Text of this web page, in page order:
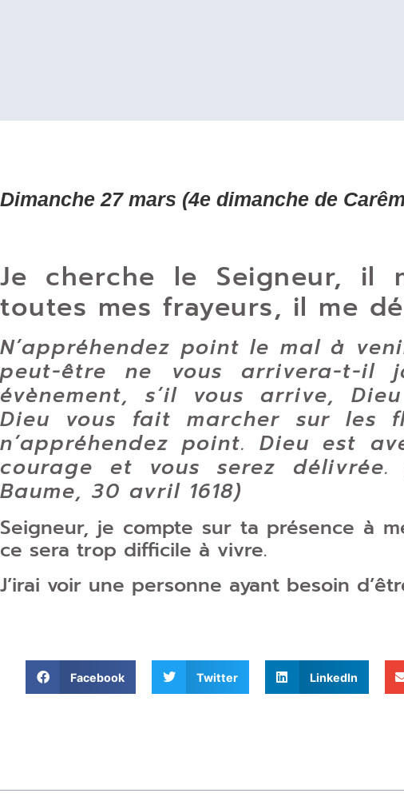
Dimanche 27 mars (4e dimanche de
Je cherche le Seigneur, il
toutes mes frayeurs, il me
N’appréhendez point le mal à
peut-être ne vous arrivera-t-il
évènement, s’il vous arrive,
Dieu vous fait marcher sur les
n’appréhendez point. Dieu est
courage et vous serez
Baume, 30 avril 1618)
Seigneur, je compte sur ta présence à
ce sera trop difficile à vivre.
J’irai voir une personne ayant besoin
Facebook Twitter LinkedIn